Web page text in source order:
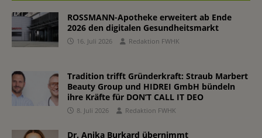
ROSSMANN-Apotheke erweitert ab Ende
2026 den digitalen Gesundheitsmarkt
16. Juli 2026 Redaktion FWHK
Tradition trifft Gründerkraft: Straub Marbert
Beauty Group und HIDREI GmbH bündeln
ihre Kräfte für DON’T CALL IT DEO
8. Juli 2026 Redaktion FWHK
Dr. Anika Burkard übernimmt